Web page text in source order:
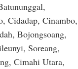
Cidadap, Cinambo,
Bojongsoang,
Soreang,
Cimahi Utara,